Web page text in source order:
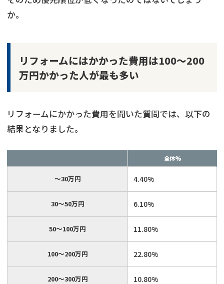
か。
リフォームにはかかった費用は100～200
万円かかった人が最も多い
リフォームにかかった費用を聞いた質問では、以下の
結果となりました。
全体%
～30万円 4.40%
30～50万円 6.10%
50～100万円 11.80%
100～200万円 22.80%
200～300万円 10.80%